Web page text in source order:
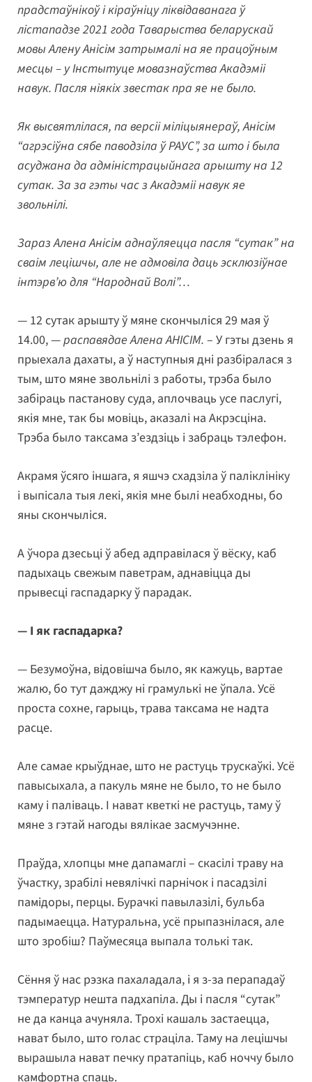
прадстаўнікоў і кіраўніцу ліквідаванага ў
лістападзе 2021 года Таварыства беларускай
мовы Алену Анісім затрымалі на яе працоўным
месцы – у Інстытуце мовазнаўства Акадэміі
навук. Пасля ніякіх звестак пра яе не было.
Як высвятлілася, па версіі міліцыянераў, Анісім
“агрэсіўна сябе паводзіла ў РАУС”, за што і была
асуджана да адміністрацыйнага арышту на 12
сутак. За за гэты час з Акадэміі навук яе
звольнілі.
Зараз Алена Анісім аднаўляецца пасля “сутак” на
сваім лецішчы, але не адмовіла даць эсклюзіўнае
інтэрв’ю для “Народнай Волі”…
— 12 сутак арышту ў мяне скончыліся 29 мая ў
14.00, —распавядае Алена АНІСІМ. – У гэты дзень я
прыехала дахаты, а ў наступныя дні разбіралася з
тым, што мяне звольнілі з работы, трэба было
забіраць пастанову суда, аплочваць усе паслугі,
якія мне, так бы мовіць, аказалі на Акрэсціна.
Трэба было таксама з’ездзіць і забраць тэлефон.
Акрамя ўсяго іншага, я яшчэ схадзіла ў паліклініку
і выпісала тыя лекі, якія мне былі неабходны, бо
яны скончыліся.
А ўчора дзесьці ў абед адправілася ў вёску, каб
падыхаць свежым паветрам, аднавіцца ды
прывесці гаспадарку ў парадак.
— І як гаспадарка?
— Безумоўна, відовішча было, як кажуць, вартае
жалю, бо тут дажджу ні грамулькі не ўпала. Усё
проста сохне, гарыць, трава таксама не надта
расце.
Але самае крыўднае, што не растуць трускаўкі. Усё
павысыхала, а пакуль мяне не было, то не было
каму і паліваць. І нават кветкі не растуць, таму ў
мяне з гэтай нагоды вялікае засмучэнне.
Праўда, хлопцы мне дапамаглі – скасілі траву на
ўчастку, зрабілі невялічкі парнічок і пасадзілі
памідоры, перцы. Бурачкі павылазілі, бульба
падымаецца. Натуральна, усё прыпазнілася, але
што зробіш? Паўмесяца выпала толькі так.
Сёння ў нас рэзка пахаладала, і я з-за перападаў
тэмператур нешта падхапіла. Ды і пасля “сутак”
не да канца ачуняла. Трохі кашаль застаецца,
нават было, што голас страціла. Таму на лецішчы
вырашыла нават печку пратапіць, каб ноччу было
камфортна спаць.